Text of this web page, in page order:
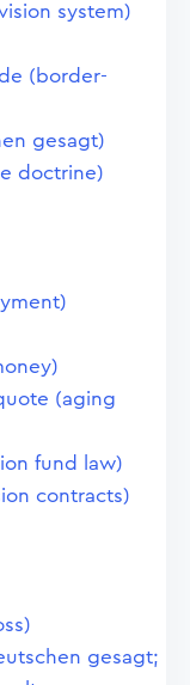
system)
(border-
gesagt)
doctrine)
(aging
fund law)
contracts)
gesagt;